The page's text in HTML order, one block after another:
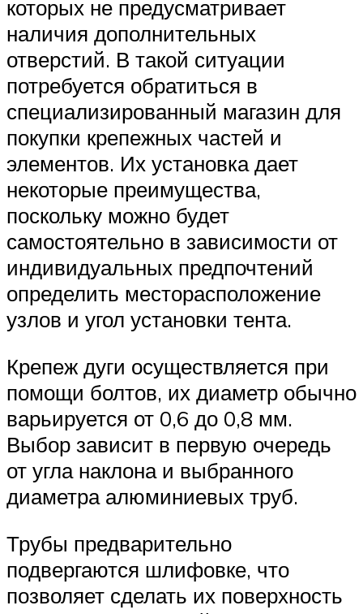
которых не предусматривает
наличия дополнительных
отверстий. В такой ситуации
потребуется обратиться в
специализированный магазин для
покупки крепежных частей и
элементов. Их установка дает
некоторые преимущества,
поскольку можно будет
самостоятельно в зависимости от
индивидуальных предпочтений
определить месторасположение
узлов и угол установки тента.
Крепеж дуги осуществляется при
помощи болтов, их диаметр обычно
варьируется от 0,6 до 0,8 мм.
Выбор зависит в первую очередь
от угла наклона и выбранного
диаметра алюминиевых труб.
Трубы предварительно
подвергаются шлифовке, что
позволяет сделать их поверхность